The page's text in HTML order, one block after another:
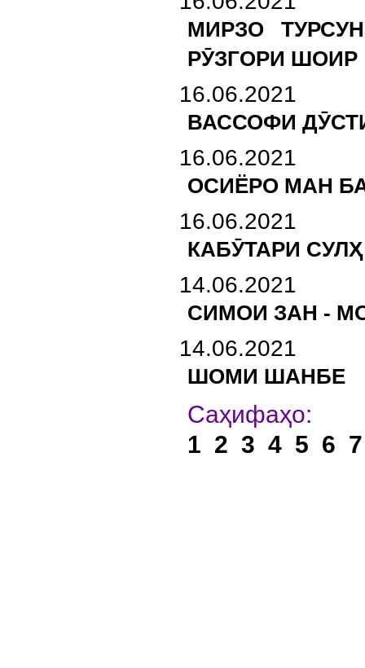
МИРЗО
РӮЗГОРИ ШОИР
16.06.2021
ВАССОФИ
16.06.2021
ОСИЁРО МАН
16.06.2021
КАБӮТАРИ СУЛҲ
14.06.2021
СИМОИ ЗАН -
14.06.2021
ШОМИ ШАНБЕ
1 2 3 4 5 6 7